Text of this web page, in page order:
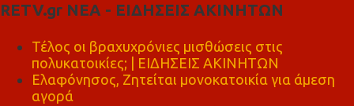
RETV.gr ΝΕΑ - ΕΙΔΗΣΕΙΣ ΑΚΙΝΗΤΩΝ
Τέλος οι βραχυχρόνιες μισθώσεις στις
πολυκατοικίες; | ΕΙΔΗΣΕΙΣ ΑΚΙΝΗΤΩΝ
Ελαφόνησος, Ζητείται μονοκατοικία για άμεση
αγορά